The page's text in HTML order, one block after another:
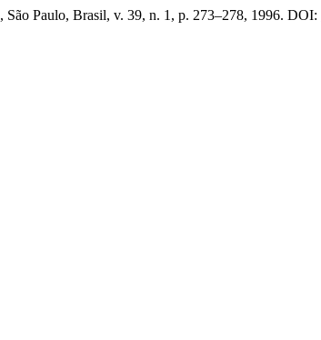
, São Paulo, Brasil, v. 39, n. 1, p. 273–278, 1996. DOI: